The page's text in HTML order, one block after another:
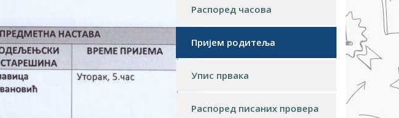
Распоред часова
Пријем родитеља
Упис првака
Распоред писаних провера